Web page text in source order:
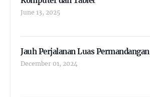
June 13, 2025
Jauh Perjalanan Luas Permandangan
December 01, 2024